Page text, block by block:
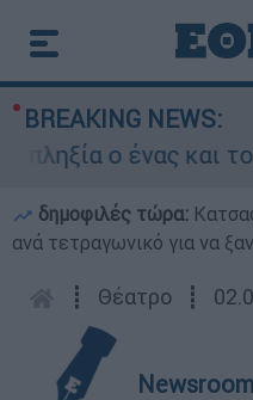
BREAKING NEWS:
ο ένας και τον
δημοφιλές τώρα:
ανά τετραγωνικό για να
┋ Θέατρο ┋
Newsroom